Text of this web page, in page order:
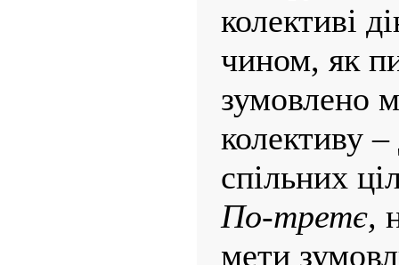
колективі
чином, як
зумовлено
колективу
спільних
По-третє,
мети